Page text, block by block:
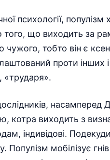
психології,
того, що виходить за
чужого, тобто він є
проти інших
«трударя».
котра виходить з
індивідові.
Популізм мобілізує